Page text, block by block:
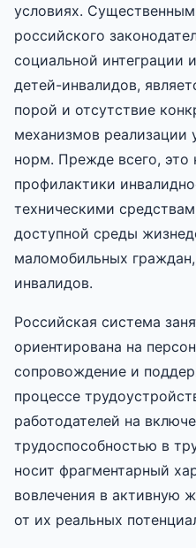
условиях.
российского
социальной интеграции
детей-инвалидов,
порой и отсутствие
механизмов реализации
норм. Прежде всего, это
профилактики
техническими
доступной среды
маломобильных
инвалидов.
Российская система
ориентирована на
сопровождение и
процессе
работодателей на
трудоспособностью в
носит фрагментарный
вовлечения в активную
от их реальных